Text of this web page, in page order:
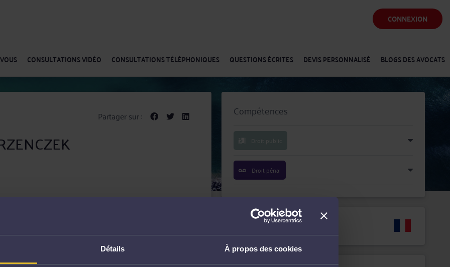
Détails À propos des cookies
CONNEXION
CONSULTATIONS VIDÉO CONSULTATIONS TÉLÉPHONIQUES QUESTIONS ÉCRITES DEVIS PERSONNALISÉ BLOGS DES AVOCATS
Partager sur :
auprès des institutions et des particuliers qui
par exemple dans la fonction publique (ex. : sanction
ou encore en ce qui concerne les prestations
Compétences
Droit pénal
Langues